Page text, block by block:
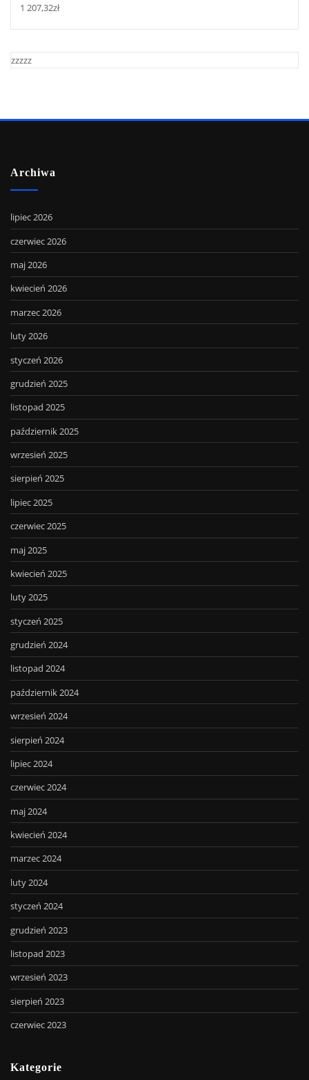
1 207,32zł
zzzzz
Archiwa
lipiec 2026
czerwiec 2026
maj 2026
kwiecień 2026
marzec 2026
luty 2026
styczeń 2026
grudzień 2025
listopad 2025
październik 2025
wrzesień 2025
sierpień 2025
lipiec 2025
czerwiec 2025
maj 2025
kwiecień 2025
luty 2025
styczeń 2025
grudzień 2024
listopad 2024
październik 2024
wrzesień 2024
sierpień 2024
lipiec 2024
czerwiec 2024
maj 2024
kwiecień 2024
marzec 2024
luty 2024
styczeń 2024
grudzień 2023
listopad 2023
wrzesień 2023
sierpień 2023
czerwiec 2023
Kategorie